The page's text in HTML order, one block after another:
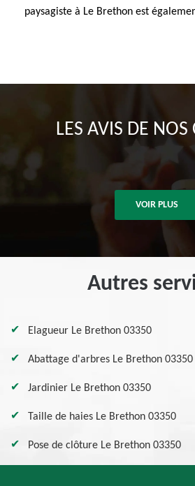
paysagiste à Le Brethon est
LES AVIS DE NOS
VOIR PLUS
Autres
Elagueur Le Brethon 03350
Abattage d'arbres Le Brethon 03350
Jardinier Le Brethon 03350
Taille de haies Le Brethon 03350
Pose de clôture Le Brethon 03350